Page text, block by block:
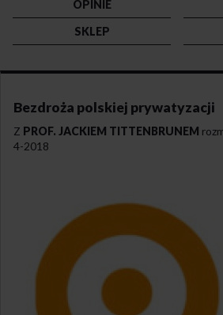
OPINIE
SKLEP
Bezdroża polskiej prywatyzacji
Z PROF. JACKIEM TITTENBRUNEM
4-2018